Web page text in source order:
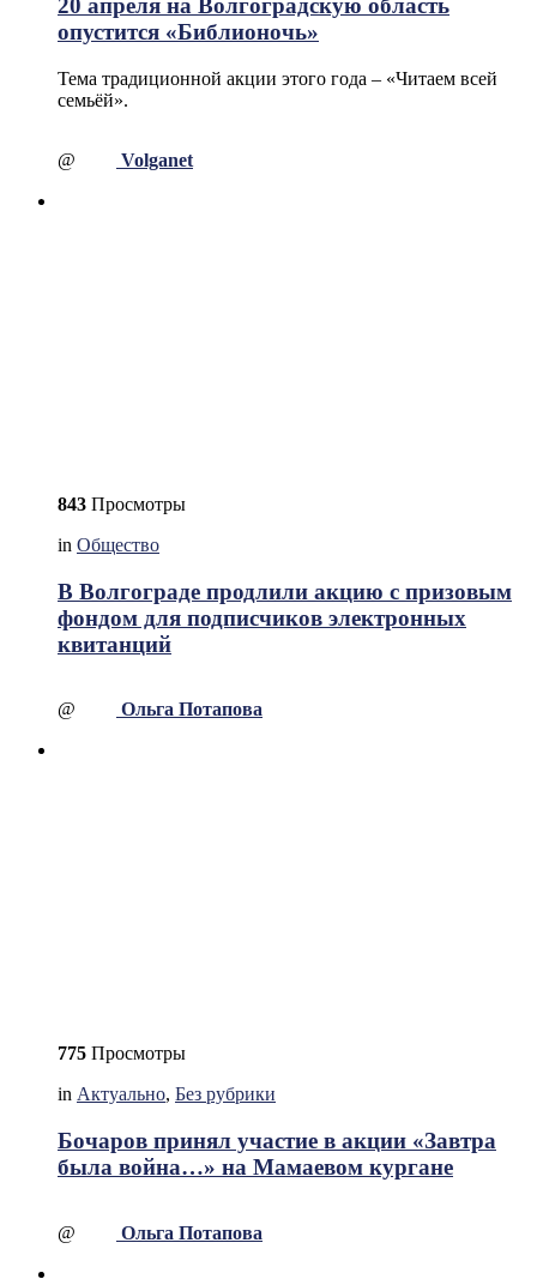
20 апреля на Волгоградскую область
опустится «Библионочь»
Тема традиционной акции этого года – «Читаем всей
семьёй».
@ Volganet
843 Просмотры
in Общество
В Волгограде продлили акцию с призовым
фондом для подписчиков электронных
квитанций
@ Ольга Потапова
775 Просмотры
in Актуально, Без рубрики
Бочаров принял участие в акции «Завтра
была война…» на Мамаевом кургане
@ Ольга Потапова